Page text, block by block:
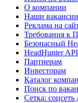
О компании
Наши вакансии
Реклама на
Требования к
Безопасный
HeadHunter API
Партнерам
Инвесторам
Каталог
Поиск по
Сетка: соцсеть